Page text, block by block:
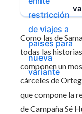
Como las de
todas las
componen un
cárceles de
que compone la
de Campaña Sé